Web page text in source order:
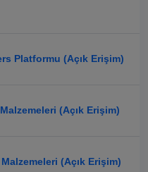
Platformu (Açık Erişim)
(Açık Erişim)
(Açık Erişim)